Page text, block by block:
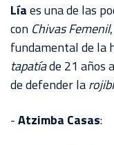
Líaes una de las
con Chivas Femenil
fundamental de la
tapatíade 21 años
de defender la
-Atzimba Casas: